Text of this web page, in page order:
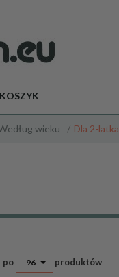
KOSZYK
wieku Dla 2-latka
po pop96 produktów